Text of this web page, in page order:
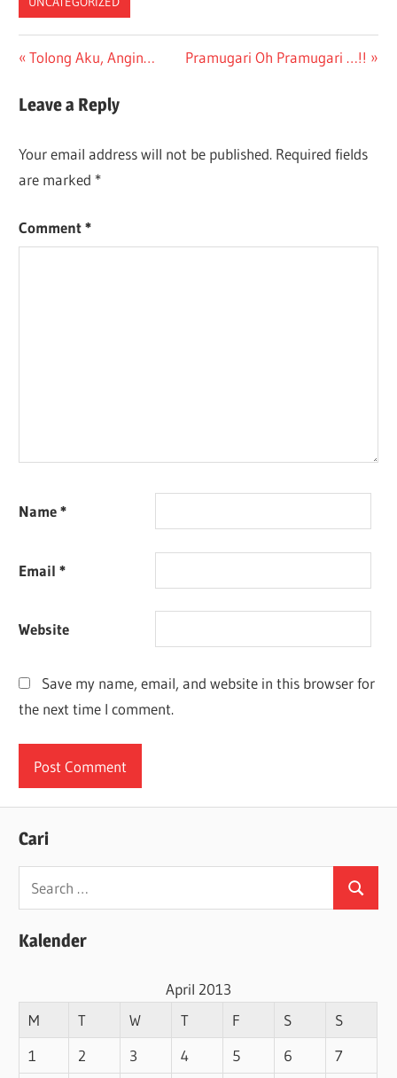
Post
navigation
Previous
Tolong Aku, Angin…
Next
Pramugari Oh Pramugari …!!
Leave a Reply
Your email address will not be published. Required fields
are marked *
Comment*
Name*
Email*
Website
Save my name, email, and website in this browser for
the next time I comment.
Cari
Search
for:
Search
Kalender
April 2013
M
T W T F S
S
1
2 3 4 5 6
7